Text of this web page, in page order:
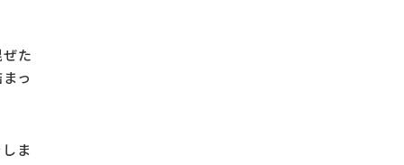
た
っ
ま